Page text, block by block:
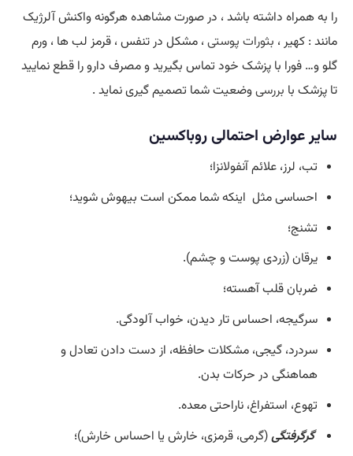
را به همراه داشته باشد ، در صورت مشاهده هرگونه واکنش آلرژیک
مانند : کهیر ، بثورات پوستی ، مشکل در تنفس ، قرمز لب ها ، ورم
گلو و… فورا با پزشک خود تماس بگیرید و مصرف دارو را قطع نمایید
تا پزشک با بررسیوضعیت شما تصمیم گیری نماید .
سایر عوارض احتمالی روباکسین
تب، لرز، علائم آنفولانزا؛
احساسی مثل اینکه شما ممکن است بیهوش شوید؛
تشنج؛
یرقان (زردی پوست و چشم).
ضربان قلب آهسته؛
سرگیجه، احساس تار دیدن، خواب آلودگی.
سردرد، گیجی، مشکلات حافظه، از دست دادن تعادل و
هماهنگی در حرکات بدن.
تهوع، استفراغ، ناراحتی معده.
گرگرفتگی(گرمی، قرمزی، خارش یا احساس خارش)؛